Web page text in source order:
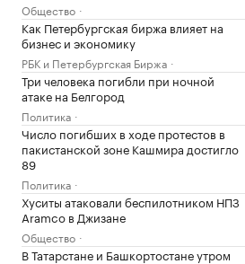
Общество
Как Петербургская биржа влияет на
бизнес и экономику
РБК и Петербургская Биржа
Три человека погибли при ночной
атаке на Белгород
Политика
Число погибших в ходе протестов в
пакистанской зоне Кашмира достигло
89
Политика
Хуситы атаковали беспилотником НПЗ
Aramco в Джизане
Общество
В Татарстане и Башкортостане утром